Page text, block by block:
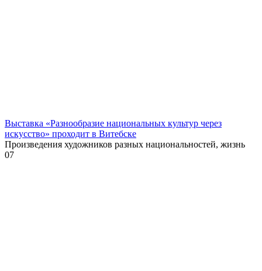
Выставка «Разнообразие национальных культур через
искусство» проходит в Витебске
Произведения художников разных национальностей, жизнь
07